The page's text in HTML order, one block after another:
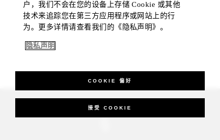
_Four Seasons Hotels Limited 1997-2026. All Rights Reserved.
户，我们不会在您的设备上存储 Cookie 或其他
技术来追踪您在第三方应用程序或网站上的行
为。更多详情请查看我们的《隐私声明》。
隐私声明
COOKIE 偏好
接受 COOKIE